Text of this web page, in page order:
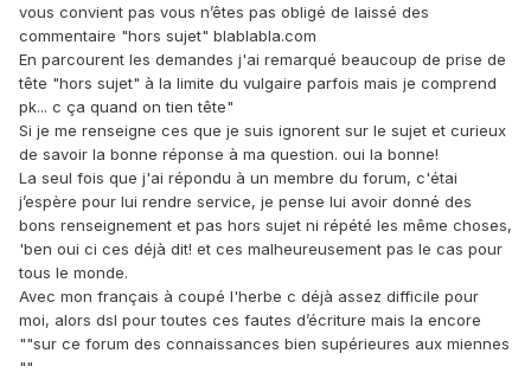
vous convient pas vous n’êtes pas obligé de laissé des
commentaire "hors sujet" blablabla.com
En parcourent les demandes j'ai remarqué beaucoup de prise de
tête "hors sujet" à la limite du vulgaire parfois mais je comprend
pk... c ça quand on tien tête"
Si je me renseigne ces que je suis ignorent sur le sujet et curieux
de savoir la bonne réponse à ma question. oui la bonne!
La seul fois que j'ai répondu à un membre du forum, c'étai
j’espère pour lui rendre service, je pense lui avoir donné des
bons renseignement et pas hors sujet ni répété les même choses,
'ben oui ci ces déjà dit! et ces malheureusement pas le cas pour
tous le monde.
Avec mon français à coupé l'herbe c déjà assez difficile pour
moi, alors dsl pour toutes ces fautes d’écriture mais la encore
""sur ce forum des connaissances bien supérieures aux miennes
""